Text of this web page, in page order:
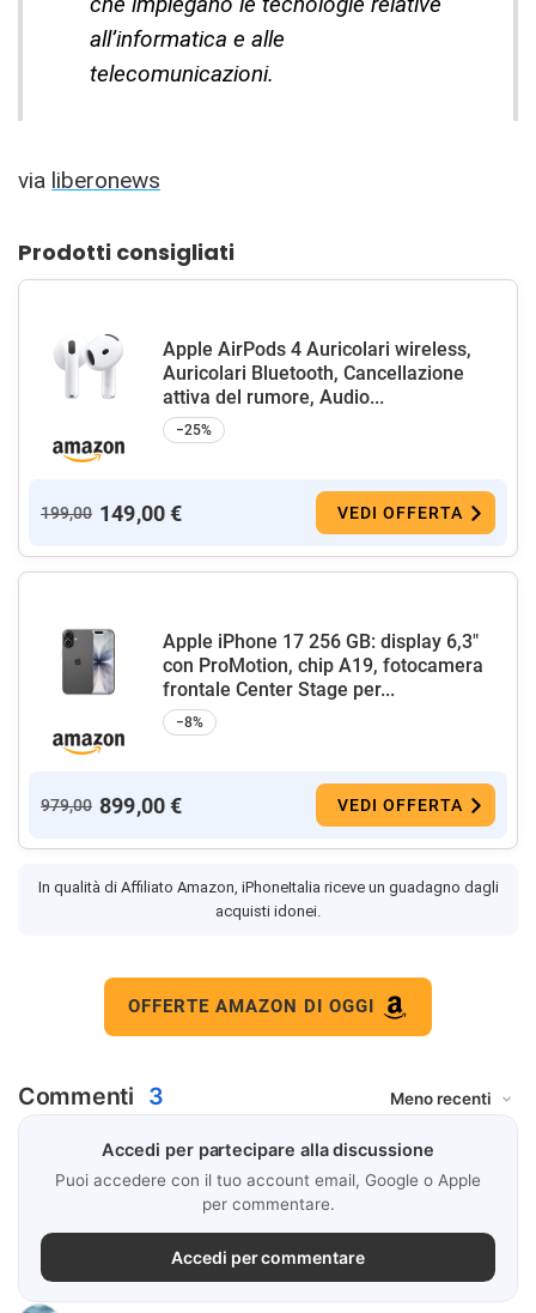
all’informatica e alle
telecomunicazioni.
via liberonews
Prodotti consigliati
Apple AirPods 4 Auricolari wireless,
Auricolari Bluetooth, Cancellazione
attiva del rumore, Audio...
−25%
199,00 149,00 € VEDI OFFERTA
Apple iPhone 17 256 GB: display 6,3"
con ProMotion, chip A19, fotocamera
frontale Center Stage per...
−8%
979,00 899,00 € VEDI OFFERTA
In qualità di Affiliato Amazon, iPhoneItalia riceve un guadagno dagli
acquisti idonei.
OFFERTE AMAZON DI OGGI
Commenti 3
Accedi per partecipare alla discussione
Puoi accedere con il tuo account email, Google o Apple
per commentare.
Accedi per commentare